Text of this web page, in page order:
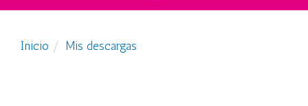
Inicio Mis descargas